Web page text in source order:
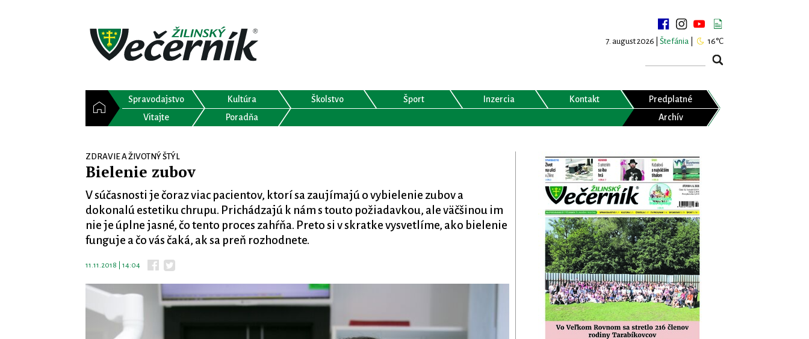
7. august 2026 | Štefánia 16°C
Spravodajstvo Kultúra Školstvo Šport Inzercia Kontakt
Predplatné
Vitajte
Poradňa Archív
ZDRAVIE A ŽIVOTNÝ ŠTÝL
Bielenie zubov
V súčasnosti je čoraz viac pacientov, ktorí sa zaujímajú o vybielenie zubov a
dokonalú estetiku chrupu. Prichádzajú k nám s touto požiadavkou, ale väčšinou im
nie je úplne jasné, čo tento proces zahŕňa. Preto si v skratke vysvetlíme, ako bielenie
funguje a čo vás čaká, ak sa preň rozhodnete.
11.11.2018 | 14:04